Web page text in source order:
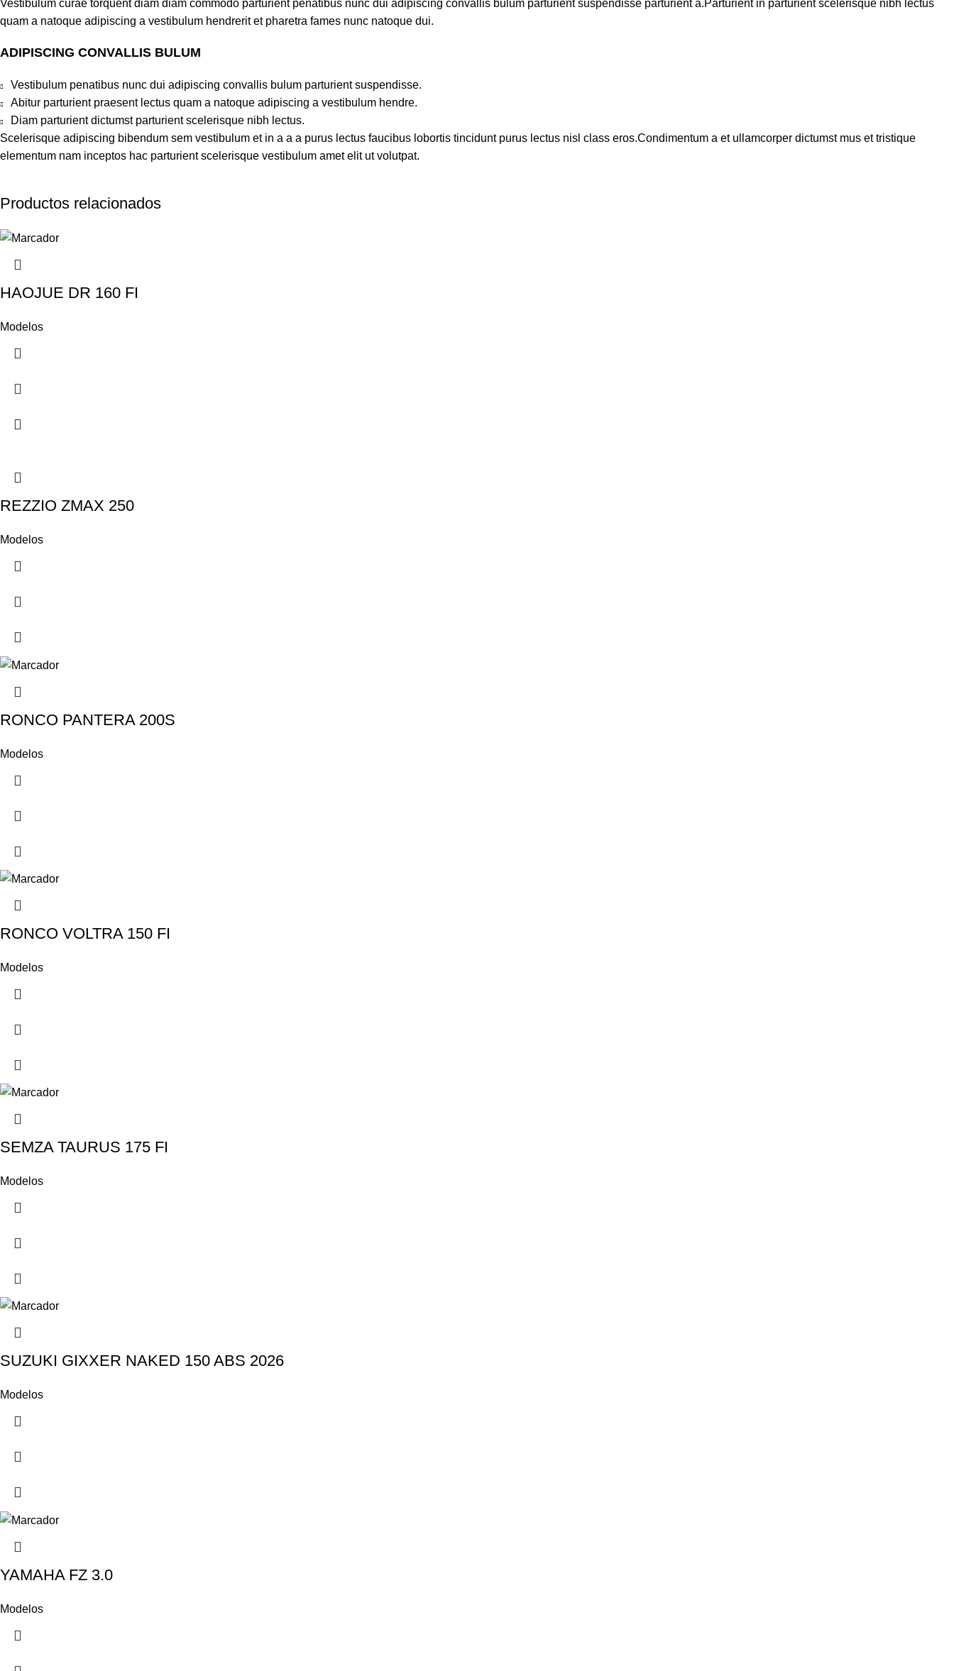
Vestibulum curae torquent diam diam commodo parturient penatibus nunc dui adipiscing convallis bulum parturient suspendisse parturient a.Parturient in parturient scelerisque nibh lectus
quam a natoque adipiscing a vestibulum hendrerit et pharetra fames nunc natoque dui.
ADIPISCING CONVALLIS BULUM
Vestibulum penatibus nunc dui adipiscing convallis bulum parturient suspendisse.
Abitur parturient praesent lectus quam a natoque adipiscing a vestibulum hendre.
Diam parturient dictumst parturient scelerisque nibh lectus.
Scelerisque adipiscing bibendum sem vestibulum et in a a a purus lectus faucibus lobortis tincidunt purus lectus nisl class eros.Condimentum a et ullamcorper dictumst mus et tristique
elementum nam inceptos hac parturient scelerisque vestibulum amet elit ut volutpat.
Productos relacionados
HAOJUE DR 160 FI
Modelos
REZZIO ZMAX 250
Modelos
RONCO PANTERA 200S
Modelos
RONCO VOLTRA 150 FI
Modelos
SEMZA TAURUS 175 FI
Modelos
SUZUKI GIXXER NAKED 150 ABS 2026
Modelos
YAMAHA FZ 3.0
Modelos